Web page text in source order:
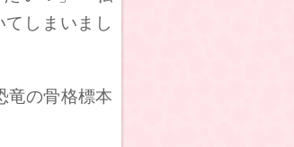
しまいまし
竜の骨格標本